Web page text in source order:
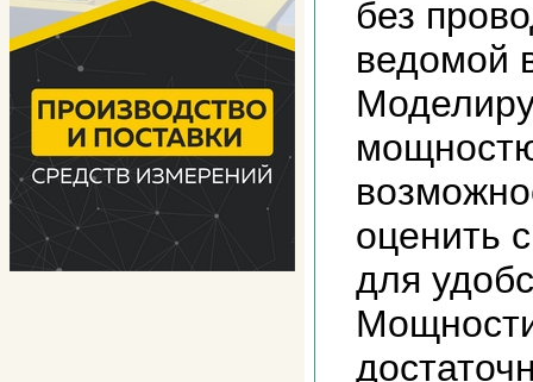
без
ведомой
оценить
для